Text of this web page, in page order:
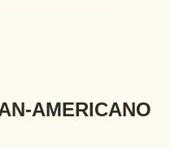
AMERICANO